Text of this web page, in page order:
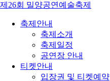
제26회 밀양공연예술축제
축제안내
축제소개
축제일정
공연장 안내
티켓안내
입장권 및 티켓예약